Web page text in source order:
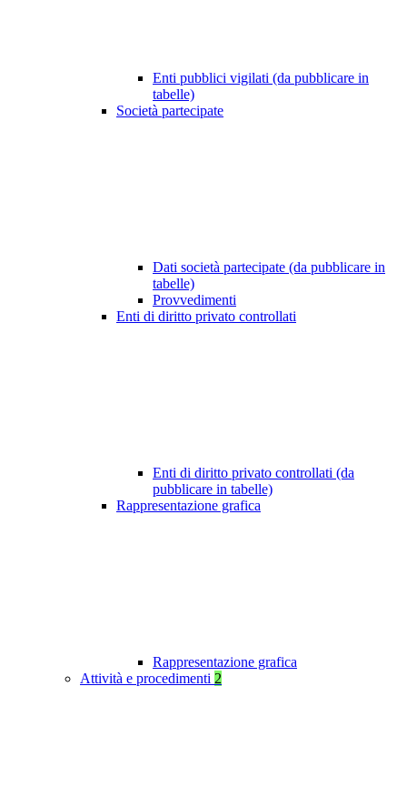
Enti pubblici vigilati (da pubblicare in
tabelle)
Società partecipate
Dati società partecipate (da pubblicare in
tabelle)
Provvedimenti
Enti di diritto privato controllati
Enti di diritto privato controllati (da
pubblicare in tabelle)
Rappresentazione grafica
Rappresentazione grafica
Attività e procedimenti 2